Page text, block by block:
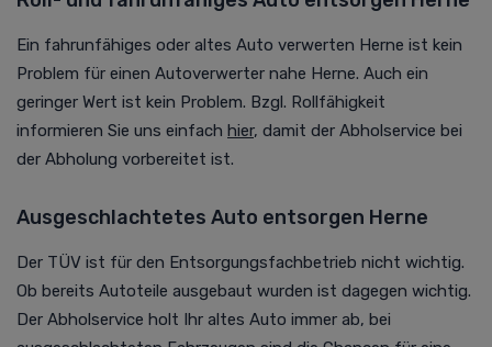
Ein fahrunfähiges oder altes Auto verwerten Herne ist kein
Problem für einen Autoverwerter nahe Herne. Auch ein
geringer Wert ist kein Problem. Bzgl. Rollfähigkeit
informieren Sie uns einfach hier, damit der Abholservice bei
der Abholung vorbereitet ist.
Ausgeschlachtetes Auto entsorgen Herne
Der TÜV ist für den Entsorgungsfachbetrieb nicht wichtig.
Ob bereits Autoteile ausgebaut wurden ist dagegen wichtig.
Der Abholservice holt Ihr altes Auto immer ab, bei